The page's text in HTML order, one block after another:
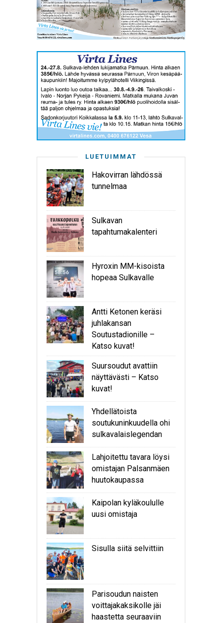
LUETUIMMAT
Hakovirran lähdössä
tunnelmaa
Sulkavan
tapahtumakalenteri
Hyroxin MM-kisoista
hopeaa Sulkavalle
Antti Ketonen keräsi
juhlakansan
Soutustadionille –
Katso kuvat!
Suursoudut avattiin
näyttävästi – Katso
kuvat!
Yhdellätoista
soutukuninkuudella ohi
sulkavalaislegendan
Lahjoitettu tavara löysi
omistajan Palsanmäen
huutokaupassa
Kaipolan kyläkoululle
uusi omistaja
Sisulla siitä selvittiin
Parisoudun naisten
voittajakaksikolle jäi
haastetta seuraaviin